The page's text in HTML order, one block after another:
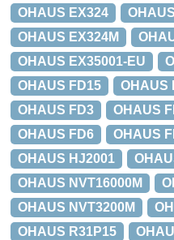
OHAUS EX324
OHAUS EX324M
OHAUS EX35001-EU
OHAUS FD15
OHAUS
OHAUS FD3
OHAUS
OHAUS FD6
OHAUS
OHAUS HJ2001
OHAUS NVT16000M
OHAUS NVT3200M
OHAUS R31P15